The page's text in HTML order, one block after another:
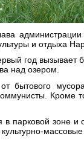
и отдыха
год вызывает
над озером.
бытового
Кроме
парковой зоне